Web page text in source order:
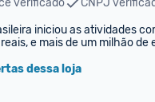
verificado CNPJ
iniciou as atividades
e mais de um milhão
dessa loja